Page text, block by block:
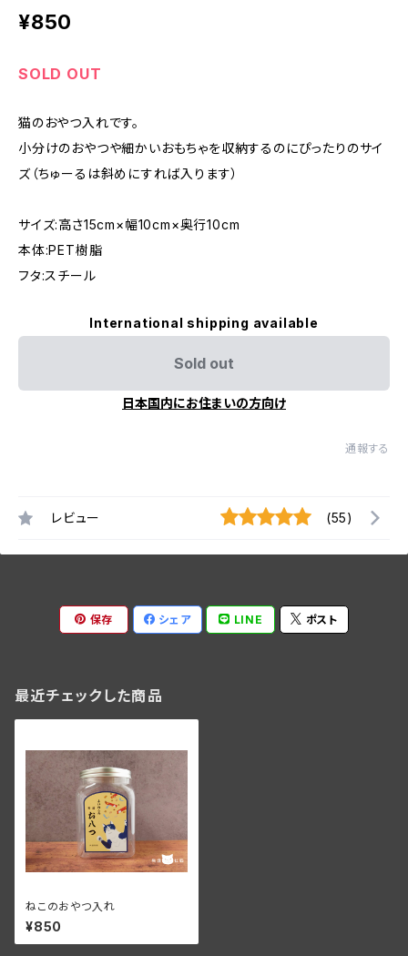
¥850
SOLD OUT
猫のおやつ入れです。
小分けのおやつや細かいおもちゃを収納するのにぴったりのサイ
ズ（ちゅーるは斜めにすれば入ります）
サイズ:高さ15cm×幅10cm×奥行10cm
本体:PET樹脂
フタ:スチール
International shipping available
Sold out
日本国内にお住まいの方向け
通報する
レビュー (55)
保存 シェア LINE ポスト
最近チェックした商品
ねこのおやつ入れ
¥850